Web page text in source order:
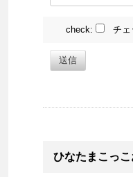
check: チェ
送信
ひなたまこっ